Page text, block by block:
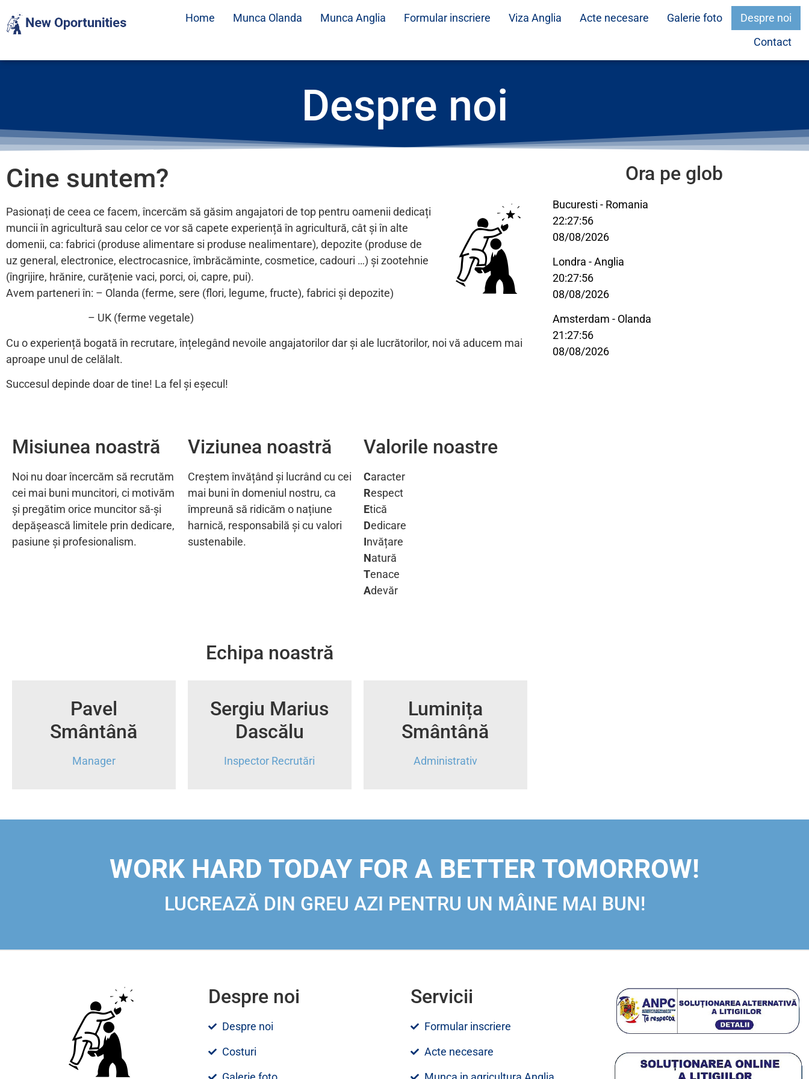
Home Munca Olanda Munca Anglia Formular inscriere Viza Anglia Acte necesare Galerie foto
Despre noi
Contact
Despre noi
Cine suntem?
Pasionați de ceea ce facem, încercăm să găsim angajatori de top pentru oamenii dedicați
muncii în agricultură sau celor ce vor să capete experiență în agricultură, cât și în alte
domenii, ca: fabrici (produse alimentare si produse nealimentare), depozite (produse de
uz general, electronice, electrocasnice, îmbrăcăminte, cosmetice, cadouri …) și zootehnie
(îngrijire, hrănire, curățenie vaci, porci, oi, capre, pui).
Avem parteneri în: – Olanda (ferme, sere (flori, legume, fructe), fabrici și depozite)
– UK (ferme vegetale)
Cu o experiență bogată în recrutare, înțelegând nevoile angajatorilor dar și ale lucrătorilor, noi vă aducem mai
aproape unul de celălalt.
Succesul depinde doar de tine! La fel și eșecul!
Misiunea noastră
Noi nu doar încercăm să recrutăm
cei mai buni muncitori, ci motivăm
și pregătim orice muncitor să-și
depășească limitele prin dedicare,
pasiune și profesionalism.
Viziunea noastră
Creștem învățând și lucrând cu cei
mai buni în domeniul nostru, ca
împreună să ridicăm o națiune
harnică, responsabilă și cu valori
sustenabile.
Valorile noastre
Caracter
Respect
Etică
Dedicare
Invățare
Natură
Tenace
Adevăr
Echipa noastră
Pavel
Smântână
Manager
Sergiu Marius
Dascălu
Inspector Recrutări
Luminița
Smântână
Administrativ
Ora pe glob
Bucuresti - Romania
22:27:56
08/08/2026
Londra - Anglia
20:27:56
08/08/2026
Amsterdam - Olanda
21:27:56
08/08/2026
WORK HARD TODAY FOR A BETTER TOMORROW!
LUCREAZĂ DIN GREU AZI PENTRU UN MÂINE MAI BUN!
Despre noi
Despre noi
Costuri
Servicii
Formular inscriere
Acte necesare